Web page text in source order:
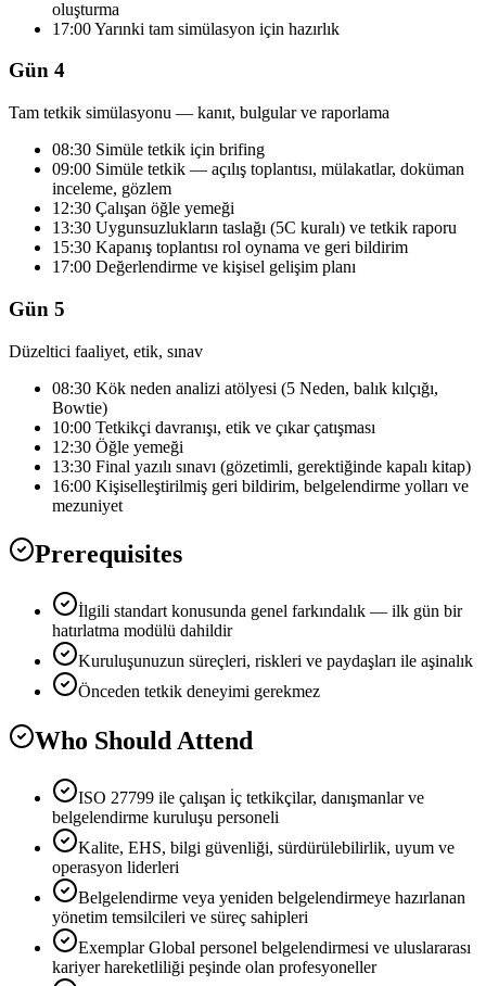
oluşturma
17:00 Yarınki tam simülasyon için hazırlık
Gün 4
Tam tetkik simülasyonu — kanıt, bulgular ve raporlama
08:30 Simüle tetkik için brifing
09:00 Simüle tetkik — açılış toplantısı, mülakatlar, doküman
inceleme, gözlem
12:30 Çalışan öğle yemeği
13:30 Uygunsuzlukların taslağı (5C kuralı) ve tetkik raporu
15:30 Kapanış toplantısı rol oynama ve geri bildirim
17:00 Değerlendirme ve kişisel gelişim planı
Gün 5
Düzeltici faaliyet, etik, sınav
08:30 Kök neden analizi atölyesi (5 Neden, balık kılçığı,
Bowtie)
10:00 Tetkikçi davranışı, etik ve çıkar çatışması
12:30 Öğle yemeği
13:30 Final yazılı sınavı (gözetimli, gerektiğinde kapalı kitap)
16:00 Kişiselleştirilmiş geri bildirim, belgelendirme yolları ve
mezuniyet
Prerequisites
İlgili standart konusunda genel farkındalık — ilk gün bir
hatırlatma modülü dahildir
Kuruluşunuzun süreçleri, riskleri ve paydaşları ile aşinalık
Önceden tetkik deneyimi gerekmez
Who Should Attend
ISO 27799 ile çalışan i̇ç tetkikçilar, danışmanlar ve
belgelendirme kuruluşu personeli
Kalite, EHS, bilgi güvenliği, sürdürülebilirlik, uyum ve
operasyon liderleri
Belgelendirme veya yeniden belgelendirmeye hazırlanan
yönetim temsilcileri ve süreç sahipleri
Exemplar Global personel belgelendirmesi ve uluslararası
kariyer hareketliliği peşinde olan profesyoneller